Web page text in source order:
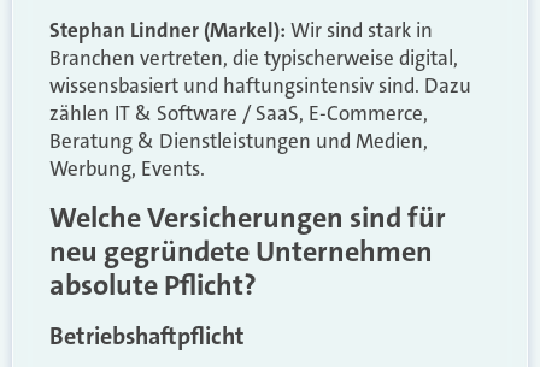
Stephan Lindner (Markel): Wir sind stark in
Branchen vertreten, die typischerweise digital,
wissensbasiert und haftungsintensiv sind. Dazu
zählen IT & Software / SaaS, E-Commerce,
Beratung & Dienstleistungen und Medien,
Werbung, Events.
Welche Versicherungen sind für
neu gegründete Unternehmen
absolute Pflicht?
Betriebshaftpflicht